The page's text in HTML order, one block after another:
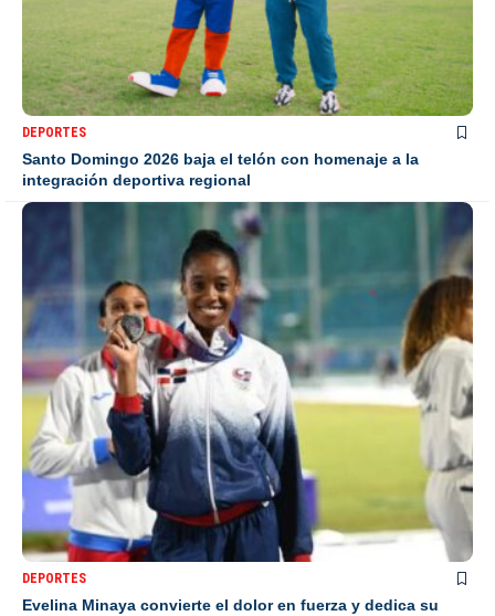
DEPORTES
Santo Domingo 2026 baja el telón con homenaje a la
integración deportiva regional
DEPORTES
Evelina Minaya convierte el dolor en fuerza y dedica su